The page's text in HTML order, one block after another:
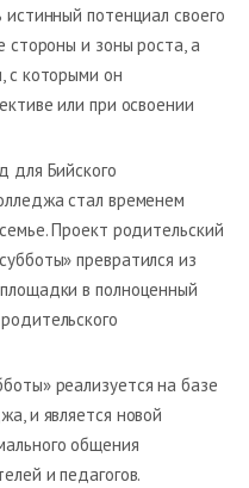
истинный потенциал своего
стороны и зоны роста, а
с которыми он
или при освоении
для Бийского
стал временем
Проект родительский
превратился из
в полноценный
реализуется на базе
и является новой
общения
и педагогов.